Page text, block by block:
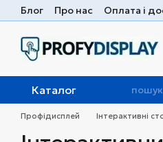
Перейти до основного
Блог Про нас Оплата і
Каталог
Профідисплей Інтерактивні